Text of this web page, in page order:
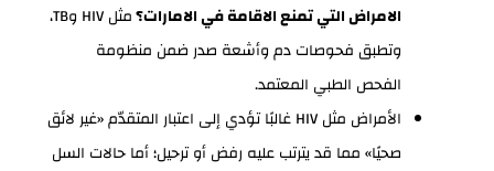
الامراض التي تمنع الاقامة في الامارات؟
مثل HIV وTB،
وتطبق فحوصات دم وأشعة صدر ضمن منظومة
الفحص الطبي المعتمد.
الأمراض مثل HIV غالبًا تؤدي إلى اعتبار المتقدّم «غير لائق
صحيًا» مما قد يترتب عليه رفض أو ترحيل؛ أما حالات السل